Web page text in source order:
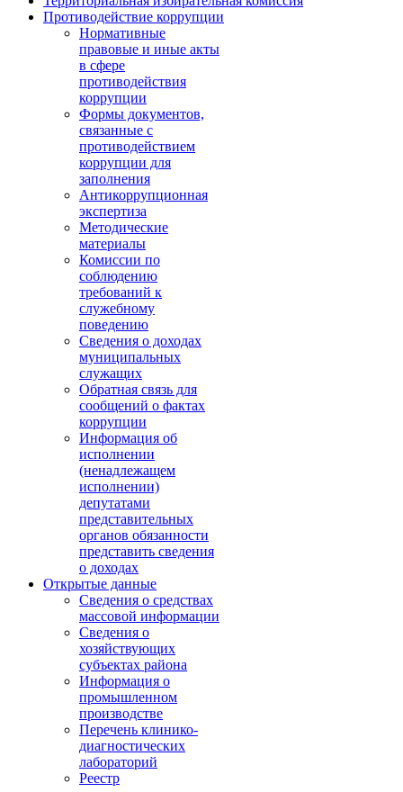
Противодействие коррупции
Нормативные
правовые и иные акты
в сфере
противодействия
коррупции
Формы документов,
связанные с
противодействием
коррупции для
заполнения
Антикоррупционная
экспертиза
Методические
материалы
Комиссии по
соблюдению
требований к
служебному
поведению
Сведения о доходах
муниципальных
служащих
Обратная связь для
сообщений о фактах
коррупции
Информация об
исполнении
(ненадлежащем
исполнении)
депутатами
представительных
органов обязанности
представить сведения
о доходах
Открытые данные
Сведения о средствах
массовой информации
Сведения о
хозяйствующих
субъектах района
Информация о
промышленном
производстве
Перечень клинико-
диагностических
лабораторий
Реестр